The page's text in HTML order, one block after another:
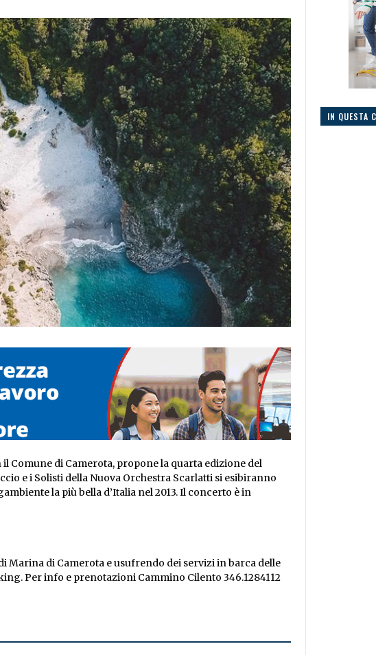
Comune di Camerota, propone la quarta edizione del
e i Solisti della Nuova Orchestra Scarlatti si esibiranno
la più bella d’Italia nel 2013. Il concerto è in
Marina di Camerota e usufrendo dei servizi in barca delle
Per info e prenotazioni Cammino Cilento 346.1284112
IN QUESTA